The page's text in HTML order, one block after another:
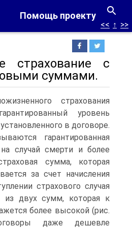
Помощь проекту
<< ↑ >>
страхование с
суммами.
страхования
уровень
в договоре.
гарантированная
случай смерти и более
сумма, которая
за счет начисления
страхового случая
из двух сумм, которая к
более высокой (рис.
даже дешевле